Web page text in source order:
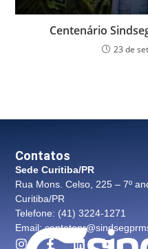
Centenário
23 de
Contatos
Sede Curitiba/PR
Rua Mons. Celso, 225 – 7º
Curitiba/PR
Telefone: (41) 3224-1271
Email: